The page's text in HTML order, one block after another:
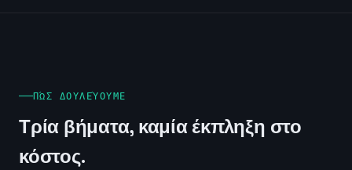
ΠΏΣ ΔΟΥΛΕΎΟΥΜΕ
Τρία βήματα, καμία έκπληξη στο
κόστος.